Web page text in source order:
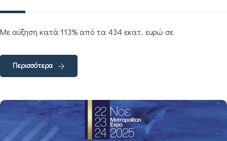
Με αύξηση κατά 113% από τα 434 εκατ. ευρώ σε
Περισσότερα